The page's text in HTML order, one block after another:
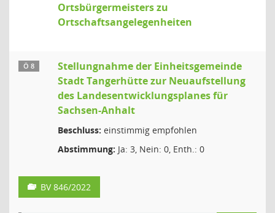
Ortsbürgermeisters zu
Ortschaftsangelegenheiten
Ö 8
Stellungnahme der Einheitsgemeinde
Stadt Tangerhütte zur Neuaufstellung
des Landesentwicklungsplanes für
Sachsen-Anhalt
Beschluss: einstimmig empfohlen
Abstimmung: Ja: 3, Nein: 0, Enth.: 0
BV 846/2022